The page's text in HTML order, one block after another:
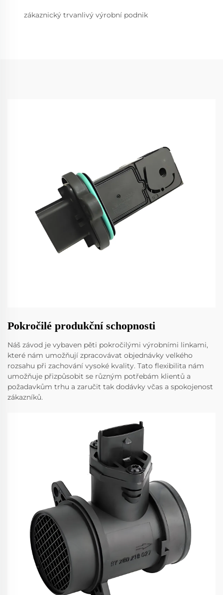
zákaznický trvanlivý výrobní podnik
Pokročilé produkční schopnosti
Náš závod je vybaven pěti pokročilými výrobními linkami,
které nám umožňují zpracovávat objednávky velkého
rozsahu při zachování vysoké kvality. Tato flexibilita nám
umožňuje přizpůsobit se různým potřebám klientů a
požadavkům trhu a zaručit tak dodávky včas a spokojenost
zákazníků.